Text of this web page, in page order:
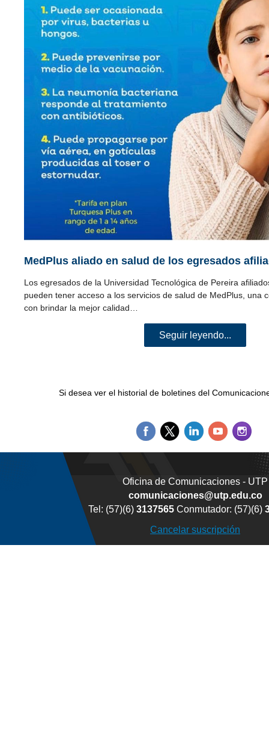
MedPlus aliado en salud de los egresados
Los egresados de la Universidad Tecnológica de Pereira
pueden tener acceso a los servicios de salud de MedPlus, una
con brindar la mejor calidad…
Seguir leyendo...
Si desea ver el historial de boletines del
Oficina de Comunicaciones - UTP
comunicaciones@utp.edu.co
Tel: (57)(6) 3137565Conmutador: (57)(6)
Cancelar suscripción